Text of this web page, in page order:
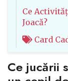
Ce
Joacă?
Card
Ce jucării